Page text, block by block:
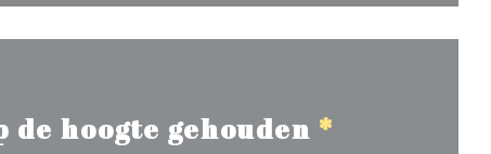
de hoogte gehouden *